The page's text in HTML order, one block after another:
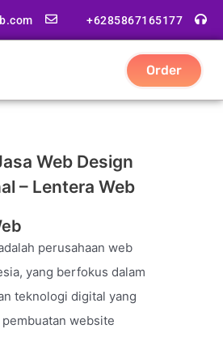
+6285867165177
Order
Web Design
– Lentera Web
perusahaan web
yang berfokus dalam
teknologi digital yang
website